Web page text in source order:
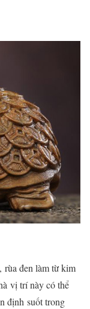
rùa đen làm từ kim
vị trí này có thể
định suốt trong